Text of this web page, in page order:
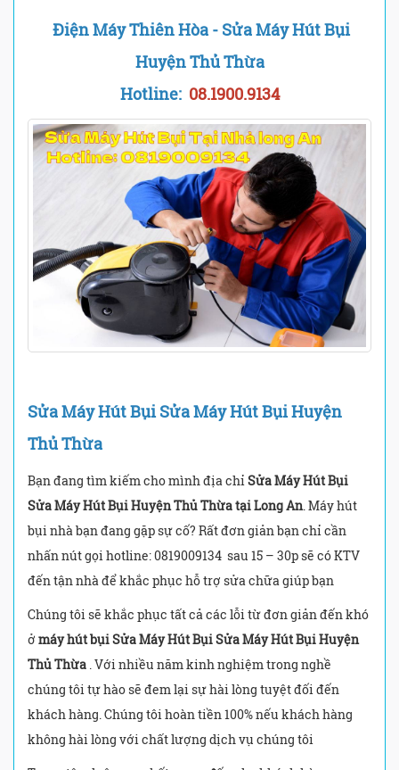
Điện Máy Thiên Hòa - Sửa Máy Hút Bụi
Huyện Thủ Thừa
Hotline: 08.1900.9134
Sửa Máy Hút Bụi Sửa Máy Hút Bụi Huyện
Thủ Thừa
Bạn đang tìm kiếm cho mình địa chỉ Sửa Máy Hút Bụi
Sửa Máy Hút Bụi Huyện Thủ Thừa tại Long An . Máy hút
bụi nhà bạn đang gặp sự cố? Rất đơn giản bạn chỉ cần
nhấn nút gọi hotline: 0819009134 sau 15 – 30p sẽ có KTV
đến tận nhà để khắc phục hỗ trợ sửa chữa giúp bạn
Chúng tôi sẽ khắc phục tất cả các lỗi từ đơn giản đến khó
ở máy hút bụi Sửa Máy Hút Bụi Sửa Máy Hút Bụi Huyện
Thủ Thừa . Với nhiều năm kinh nghiệm trong nghề
chúng tôi tự hào sẽ đem lại sự hài lòng tuyệt đối đến
khách hàng. Chúng tôi hoàn tiền 100% nếu khách hàng
không hài lòng với chất lượng dịch vụ chúng tôi